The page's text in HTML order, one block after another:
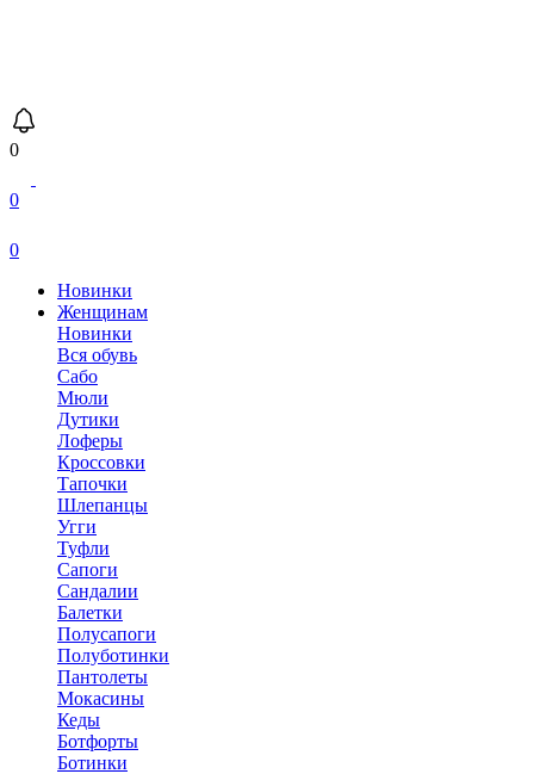
0
0
0
Новинки
Женщинам
Новинки
Вся обувь
Сабо
Мюли
Дутики
Лоферы
Кроссовки
Тапочки
Шлепанцы
Угги
Туфли
Сапоги
Сандалии
Балетки
Полусапоги
Полуботинки
Пантолеты
Мокасины
Кеды
Ботфорты
Ботинки